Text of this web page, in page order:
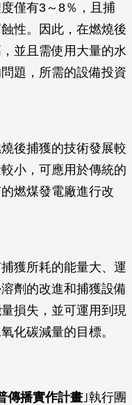
僅有3～8％，且捕
性。因此，在燃燒後
並且需使用大量的水
題，所需的設備投資
後捕獲的技術發展較
小，可應用於傳統的
燃煤發電廠進行改
獲所耗的能量大、運
劑的改進和捕獲設備
損失，並可運用到現
化碳減量的目標。
傳播實作計畫 ｣執行團